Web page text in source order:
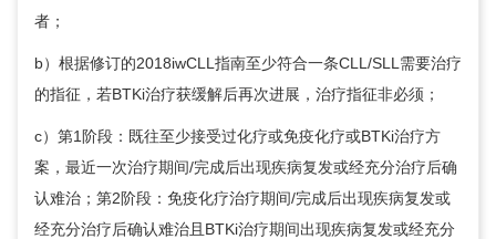
者；
b）根据修订的2018iwCLL指南至少符合一条CLL/SLL需要治疗
的指征，若BTKi治疗获缓解后再次进展，治疗指征非必须；
c）第1阶段：既往至少接受过化疗或免疫化疗或BTKi治疗方
案，最近一次治疗期间/完成后出现疾病复发或经充分治疗后确
认难治；第2阶段：免疫化疗治疗期间/完成后出现疾病复发或
经充分治疗后确认难治且BTKi治疗期间出现疾病复发或经充分